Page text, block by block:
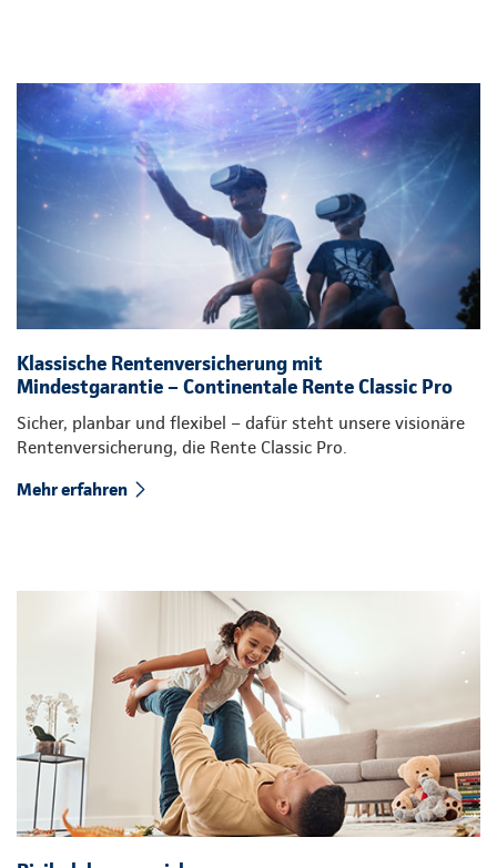
Klassische Rentenversicherung mit
Mindestgarantie – Continentale Rente Classic Pro
Sicher, planbar und flexibel – dafür steht unsere visionäre
Rentenversicherung, die Rente Classic Pro.
Mehr erfahren